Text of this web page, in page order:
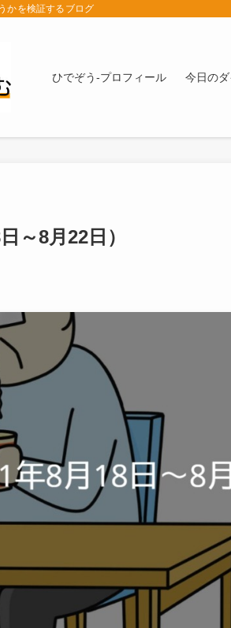
かを検証するブログ
ひでぞう-プロフィール 今日の
～8月22日）